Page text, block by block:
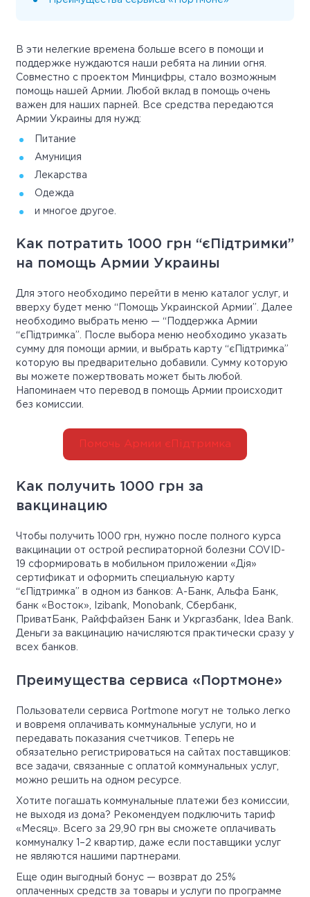
В эти нелегкие времена больше всего в помощи и
поддержке нуждаются наши ребята на линии огня.
Совместно с проектом Минцифры, стало возможным
помощь нашей Армии. Любой вклад в помощь очень
важен для наших парней. Все средства передаются
Армии Украины для нужд:
Питание
Амуниция
Лекарства
Одежда
и многое другое.
Как потратить 1000 грн “єПідтримки”
на помощь Армии Украины
Для этого необходимо перейти в меню каталог услуг, и
вверху будет меню “Помощь Украинской Армии”. Далее
необходимо выбрать меню — “Поддержка Армии
“єПідтримка”. После выбора меню необходимо указать
сумму для помощи армии, и выбрать карту “єПідтримка”
которую вы предварительно добавили. Сумму которую
вы можете пожертвовать может быть любой.
Напоминаем что перевод в помощь Армии происходит
без комиссии.
Помочь Армии єПідтримка
Как получить 1000 грн за
вакцинацию
Чтобы получить 1000 грн, нужно после полного курса
вакцинации от острой респираторной болезни COVID-
19 сформировать в мобильном приложении «Дія»
сертификат и оформить специальную карту
“єПідтримка” в одном из банков: А-Банк, Альфа Банк,
банк «Восток», Izibank, Monobank, Сбербанк,
ПриватБанк, Райффайзен Банк и Укргазбанк, Idea Bank.
Деньги за вакцинацию начисляются практически сразу у
всех банков.
Преимущества сервиса «Портмоне»
Пользователи сервиса Portmone могут не только легко
и вовремя оплачивать коммунальные услуги, но и
передавать показания счетчиков. Теперь не
обязательно регистрироваться на сайтах поставщиков:
все задачи, связанные с оплатой коммунальных услуг,
можно решить на одном ресурсе.
Хотите погашать коммунальные платежи без комиссии,
не выходя из дома? Рекомендуем подключить тариф
«Месяц». Всего за 29,90 грн вы сможете оплачивать
коммуналку 1–2 квартир, даже если поставщики услуг
не являются нашими партнерами.
Еще один выгодный бонус — возврат до 25%
оплаченных средств за товары и услуги по программе